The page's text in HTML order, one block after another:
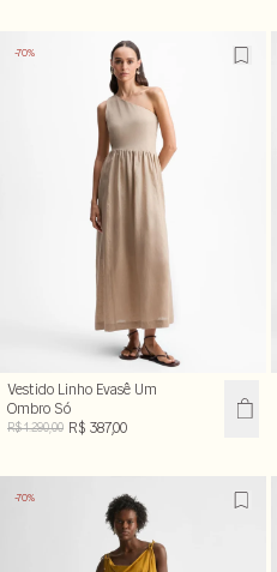
-70%
Vestido Linho Evasê Um
Ombro Só
R$ 1.290,00 R$ 387,00
-70%